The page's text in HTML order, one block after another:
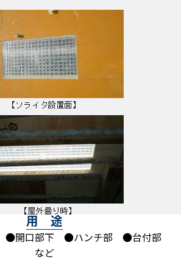
用 途
●開口部下 ●ハンチ部 ●台付部
など